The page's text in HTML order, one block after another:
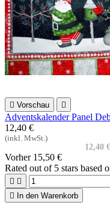
 Vorschau 
Adventskalender Panel
12,40 €
(inkl. MwSt.)
12,40
Vorher 15,50 €
Rated out of 5 stars based
 

In den Warenkorb